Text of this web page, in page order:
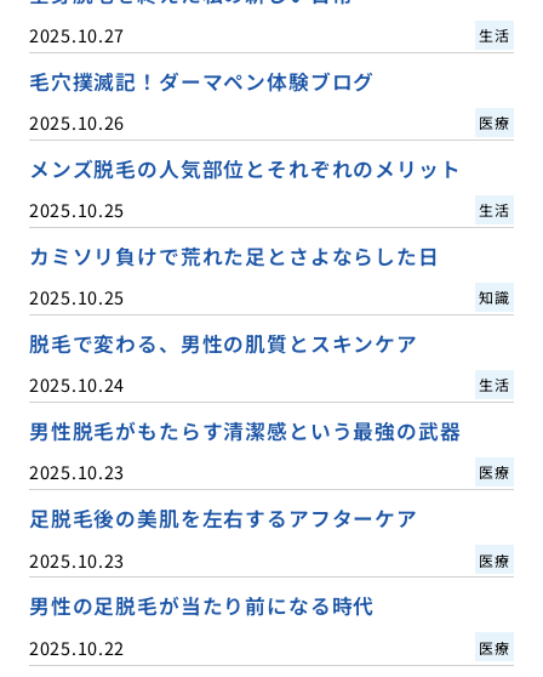
2025.10.27 生活
毛穴撲滅記！ダーマペン体験ブログ
2025.10.26 医療
メンズ脱毛の人気部位とそれぞれのメリット
2025.10.25 生活
カミソリ負けで荒れた足とさよならした日
2025.10.25 知識
脱毛で変わる、男性の肌質とスキンケア
2025.10.24 生活
男性脱毛がもたらす清潔感という最強の武器
2025.10.23 医療
足脱毛後の美肌を左右するアフターケア
2025.10.23 医療
男性の足脱毛が当たり前になる時代
2025.10.22 医療